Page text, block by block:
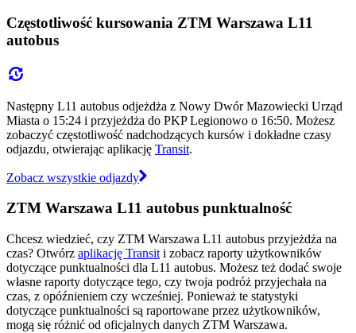
Częstotliwość kursowania ZTM Warszawa L11
autobus
Następny L11 autobus odjeżdża z Nowy Dwór Mazowiecki Urząd
Miasta o 15:24 i przyjeżdża do PKP Legionowo o 16:50. Możesz
zobaczyć częstotliwość nadchodzących kursów i dokładne czasy
odjazdu, otwierając aplikację Transit.
Zobacz wszystkie odjazdy
ZTM Warszawa L11 autobus punktualność
Chcesz wiedzieć, czy ZTM Warszawa L11 autobus przyjeżdża na
czas? Otwórz aplikację Transit i zobacz raporty użytkowników
dotyczące punktualności dla L11 autobus. Możesz też dodać swoje
własne raporty dotyczące tego, czy twoja podróż przyjechała na
czas, z opóźnieniem czy wcześniej. Ponieważ te statystyki
dotyczące punktualności są raportowane przez użytkowników,
mogą się różnić od oficjalnych danych ZTM Warszawa.